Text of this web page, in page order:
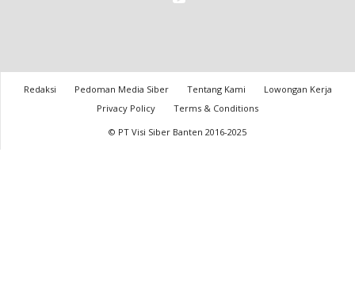
Redaksi Pedoman Media Siber Tentang Kami
Lowongan Kerja
Privacy Policy
Terms & Conditions
© PT Visi Siber Banten 2016-2025